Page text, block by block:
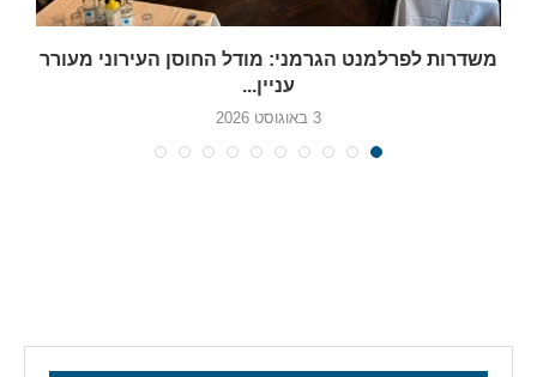
משדרות לפרלמנט הגרמני: מודל החוסן העירוני מעורר
עניין...
3 באוגוסט 2026